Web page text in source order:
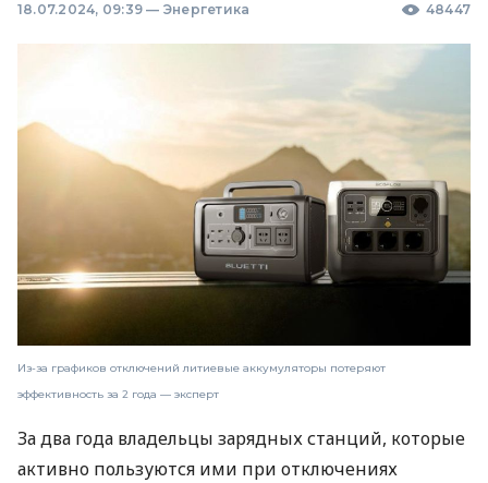
18.07.2024, 09:39 — Энергетика 48447
Из-за графиков отключений литиевые аккумуляторы потеряют
эффективность за 2 года — эксперт
За два года владельцы зарядных станций, которые
активно пользуются ими при отключениях